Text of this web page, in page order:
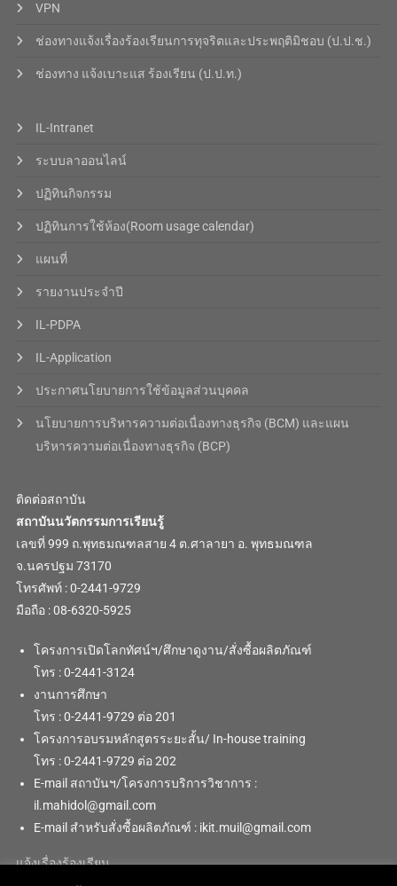
VPN
ช่องทางแจ้งเรื่องร้องเรียนการทุจริตและประพฤติมิชอบ (ป.ป.ช.)
ช่องทาง แจ้งเบาะแส ร้องเรียน (ป.ป.ท.)
IL-Intranet
ระบบลาออนไลน์
ปฏิทินกิจกรรม
ปฏิทินการใช้ห้อง(Room usage calendar)
แผนที่
รายงานประจำปี
IL-PDPA
IL-Application
ประกาศนโยบายการใช้ข้อมูลส่วนบุคคล
นโยบายการบริหารความต่อเนื่องทางธุรกิจ (BCM) และแผน
บริหารความต่อเนื่องทางธุรกิจ (BCP)
ติดต่อสถาบัน
สถาบันนวัตกรรมการเรียนรู้
เลขที่ 999 ถ.พุทธมณฑลสาย 4 ต.ศาลายา อ. พุทธมณฑล
จ.นครปฐม 73170
โทรศัพท์ : 0-2441-9729
มือถือ : 08-6320-5925
โครงการเปิดโลกทัศน์ฯ/ศึกษาดูงาน/สั่งซื้อผลิตภัณฑ์
โทร : 0-2441-3124
งานการศึกษา
โทร : 0-2441-9729 ต่อ 201
โครงการอบรมหลักสูตรระยะสั้น/ In-house training
โทร : 0-2441-9729 ต่อ 202
E-mail สถาบันฯ/โครงการบริการวิชาการ :
il.mahidol@gmail.com
E-mail สำหรับสั่งซื้อผลิตภัณฑ์ : ikit.muil@gmail.com
แจ้งเรื่องร้องเรียน